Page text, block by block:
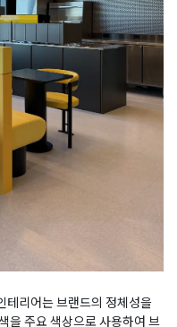
테리어는 브랜드의 정체성을
을 주요 색상으로 사용하여 브